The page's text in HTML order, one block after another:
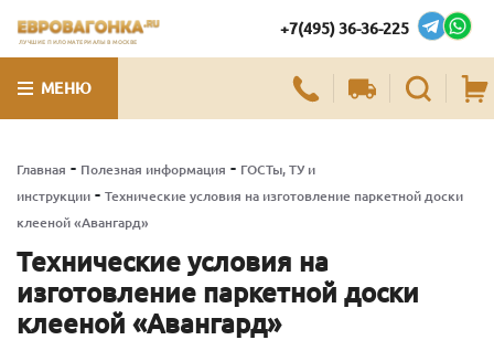
ЛУЧШИЕ ПИЛОМАТЕРИАЛЫ В МОСКВЕ
+7(495) 36-36-225
МЕНЮ
Главная - Полезная информация - ГОСТы, ТУ и
инструкции - Технические условия на изготовление паркетной доски
клееной «Авангард»
Технические условия на
изготовление паркетной доски
клееной «Авангард»